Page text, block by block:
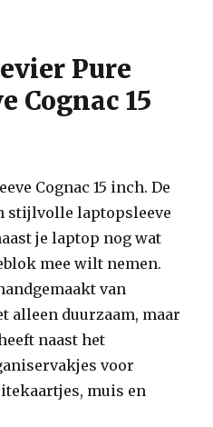
Pure
Cognac 15
Cognac 15 inch. De
stijlvolle laptopsleeve
je laptop nog wat
mee wilt nemen.
van
alleen duurzaam, maar
naast het
voor
muis en